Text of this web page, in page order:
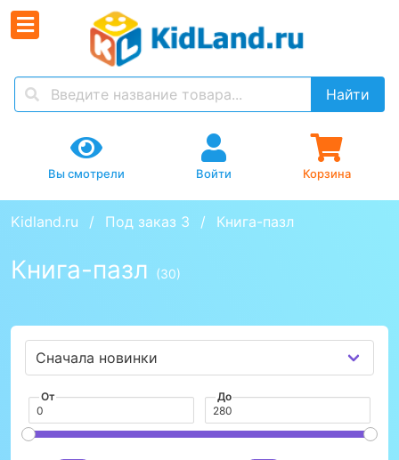
Найти
Вы смотрели Войти Корзина
Kidland.ru Под заказ 3 Книга-пазл
Книга-пазл (30)
От До